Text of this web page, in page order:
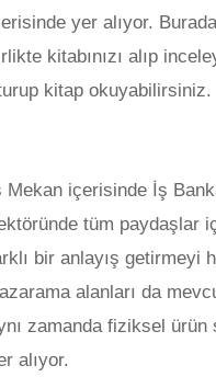
yer alıyor.
kitabınızı alıp
kitap okuyabilirsiniz.
Mekan içerisinde İş
tüm paydaşlar
bir anlayış getirmeyi
alanları da
zamanda fiziksel ürün
alıyor.